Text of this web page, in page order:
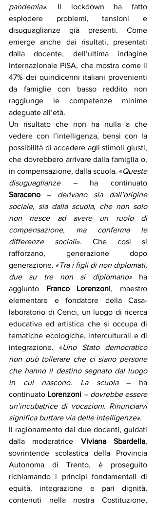
pandemia». Il lockdown ha fatto
esplodere problemi, tensioni e
disuguaglianze già presenti. Come
emerge anche dai risultati, presentati
dalla docente, dell’ultima indagine
internazionale PISA, che mostra come il
47% dei quindicenni italiani provenienti
da famiglie con basso reddito non
raggiunge le competenze minime
adeguate all’età.
Un risultato che non ha nulla a che
vedere con l’intelligenza, bensì con la
possibilità di accedere agli stimoli giusti,
che dovrebbero arrivare dalla famiglia o,
in compensazione, dalla scuola. «Queste
disuguaglianze – ha continuato
Saraceno – derivano sia dall’origine
sociale, sia dalla scuola, che non solo
non riesce ad avere un ruolo di
compensazione, ma conferma le
differenze sociali». Che così si
rafforzano, generazione dopo
generazione. «Tra i figli di non diplomati,
due su tre non si diplomano» ha
aggiunto Franco Lorenzoni, maestro
elementare e fondatore della Casa-
laboratorio di Cenci, un luogo di ricerca
educativa ed artistica che si occupa di
tematiche ecologiche, interculturali e di
integrazione. «Uno Stato democratico
non può tollerare che ci siano persone
che hanno il destino segnato dal luogo
in cui nascono. La scuola – ha
continuato Lorenzoni – dovrebbe essere
un’incubatrice di vocazioni. Rinunciarvi
significa buttare via delle intelligenze».
Il ragionamento dei due docenti, guidati
dalla moderatrice Viviana Sbardella,
sovrintende scolastica della Provincia
Autonoma di Trento, è proseguito
richiamando i principi fondamentali di
equità, integrazione e pari dignità,
contenuti nella nostra Costituzione,